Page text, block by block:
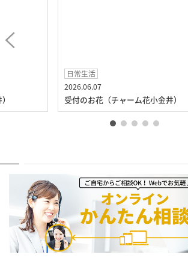
日常生活
2026.06.07
受付のお花（チャーム花小金井）